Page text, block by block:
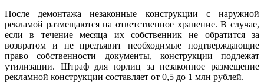
После демонтажа незаконные конструкции с наружной
рекламой размещаются на ответственное хранение. В случае,
если в течение месяца их собственник не обратится за
возвратом и не предъявит необходимые подтверждающие
право собственности документы, конструкции подлежат
утилизации. Штраф для юрлиц за незаконное размещение
рекламной конструкции составляет от 0,5 до 1 млн рублей.